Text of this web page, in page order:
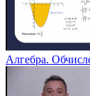
Алгебра.